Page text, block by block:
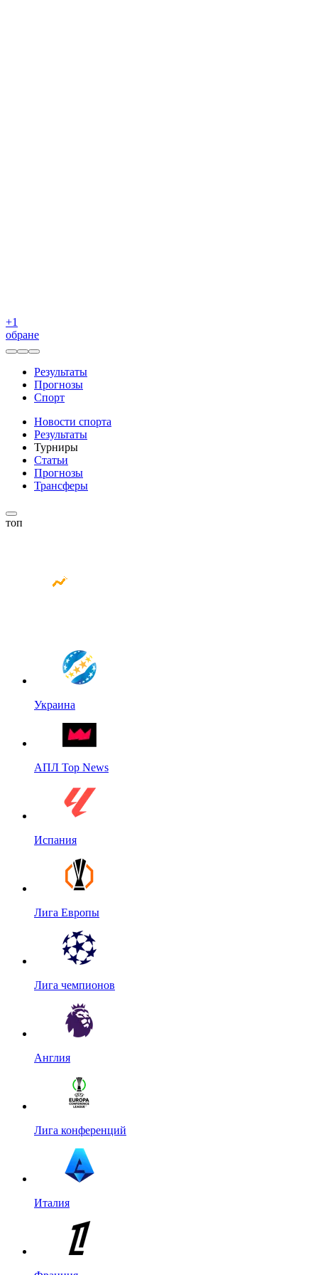
+1
обране
Результаты
Прогнозы
Спорт
Новости спорта
Результаты
Турниры
Статьи
Прогнозы
Трансферы
топ
Украина
АПЛ Top News
Испания
Лига Европы
Лига чемпионов
Англия
Лига конференций
Италия